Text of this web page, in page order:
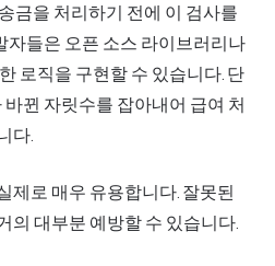
금을 처리하기 전에 이 검사를
자들은 오픈 소스 라이브러리나
로직을 구현할 수 있습니다. 단
바뀐 자릿수를 잡아내어 급여 처
다.
제로 매우 유용합니다. 잘못된
의 대부분 예방할 수 있습니다.